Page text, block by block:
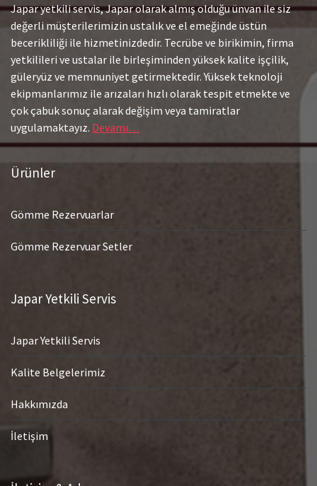
Japar yetkili servis, Japar olarak almış olduğu ünvan ile siz
değerli müşterilerimizin ustalık ve el emeğinde üstün
becerikliliği ile hizmetinizdedir. Tecrübe ve birikimin, firma
yetkilileri ve ustalar ile birleşiminden yüksek kalite işçilik,
güleryüz ve memnuniyet getirmektedir. Yüksek teknoloji
ekipmanlarımız ile arızaları hızlı olarak tespit etmekte ve
çok çabuk sonuç alarak değişim veya tamiratlar
uygulamaktayız. Devamı…
Ürünler
Gömme Rezervuarlar
Gömme Rezervuar Setler
Japar Yetkili Servis
Japar Yetkili Servis
Kalite Belgelerimiz
Hakkımızda
İletişim